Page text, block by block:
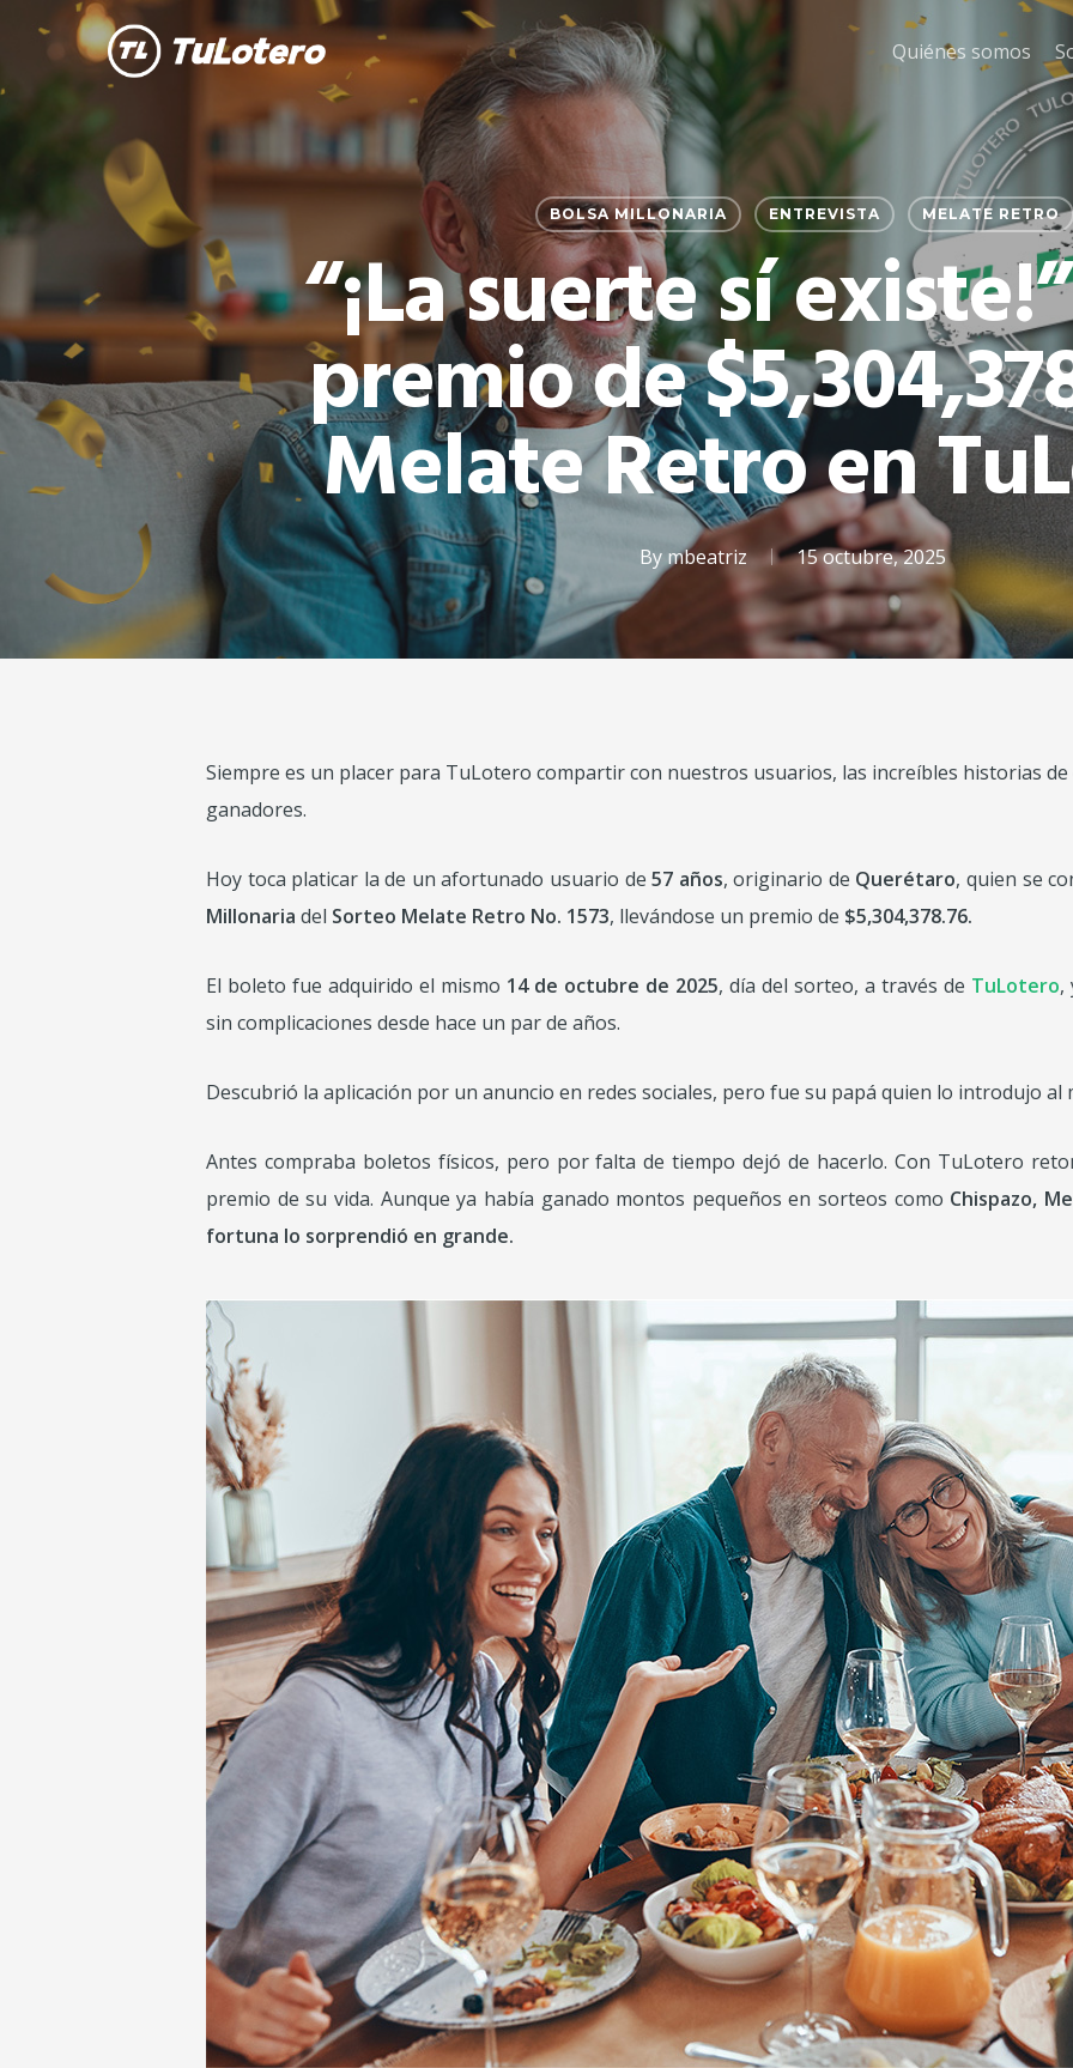
main
Quiénes somos
BOLSA MILLONARIA ENTREVISTA MELATE RETRO
“¡La suerte sí
premio de
Melate Retro en
By mbeatriz 15 octubre, 2025
Siempre es un placer para TuLotero compartir con nuestros usuarios, las increíbles historias
ganadores.
Hoy toca platicar la de un afortunado usuario de57 años, originario de Querétaro, quien se
Millonaria del Sorteo Melate Retro No. 1573, llevándose un premio de $5,304,378.76.
El boleto fue adquirido el mismo 14 de octubre de 2025, día del sorteo, a través de TuLotero,
sin complicaciones desde hace un par de años.
Descubrió la aplicación por un anuncio en redes sociales, pero fue su papá quien lo introdujo al
Antes compraba boletos físicos, pero por falta de tiempo dejó de hacerlo. Con TuLotero
premio de su vida. Aunque ya había ganado montos pequeños en sorteos como Chispazo,
fortuna lo sorprendió en grande.